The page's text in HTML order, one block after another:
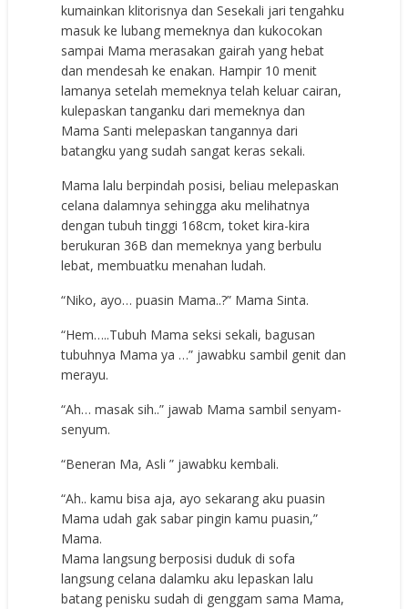
kumainkan klitorisnya dan Sesekali jari tengahku
masuk ke lubang memeknya dan kukocokan
sampai Mama merasakan gairah yang hebat
dan mendesah ke enakan. Hampir 10 menit
lamanya setelah memeknya telah keluar cairan,
kulepaskan tanganku dari memeknya dan
Mama Santi melepaskan tangannya dari
batangku yang sudah sangat keras sekali.
Mama lalu berpindah posisi, beliau melepaskan
celana dalamnya sehingga aku melihatnya
dengan tubuh tinggi 168cm, toket kira-kira
berukuran 36B dan memeknya yang berbulu
lebat, membuatku menahan ludah.
“Niko, ayo… puasin Mama..?” Mama Sinta.
“Hem…..Tubuh Mama seksi sekali, bagusan
tubuhnya Mama ya …” jawabku sambil genit dan
merayu.
“Ah… masak sih..” jawab Mama sambil senyam-
senyum.
“Beneran Ma, Asli ” jawabku kembali.
“Ah.. kamu bisa aja, ayo sekarang aku puasin
Mama udah gak sabar pingin kamu puasin,”
Mama.
Mama langsung berposisi duduk di sofa
langsung celana dalamku aku lepaskan lalu
batang penisku sudah di genggam sama Mama,